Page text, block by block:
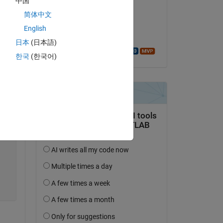
of
am 1 Sep. 2022
Akzeptiert:
简体中文
English
日本 (日本語)
한국 (한국어)